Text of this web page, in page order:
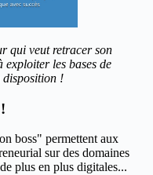
qui veut retracer son
les bases de
disposition !
boss" permettent aux
sur des domaines
plus en plus digitales...